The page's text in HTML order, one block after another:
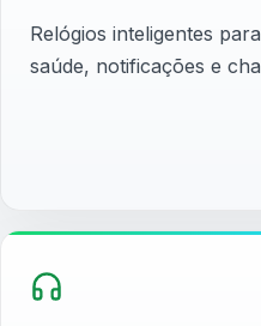
Relógios inteligentes
saúde, notificações e